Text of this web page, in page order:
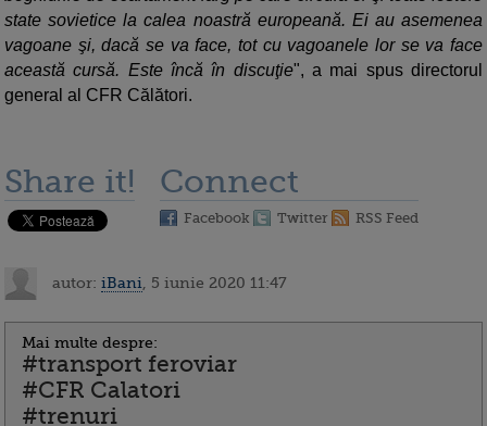
state sovietice la calea noastră europeană. Ei au asemenea
vagoane şi, dacă se va face, tot cu vagoanele lor se va face
această cursă. Este încă în discuţie", a mai spus directorul
general al CFR Călători.
Share it! Connect
Facebook Twitter RSS Feed
autor: iBani , 5 iunie 2020 11:47
Mai multe despre:
#transport feroviar
#CFR Calatori
#trenuri